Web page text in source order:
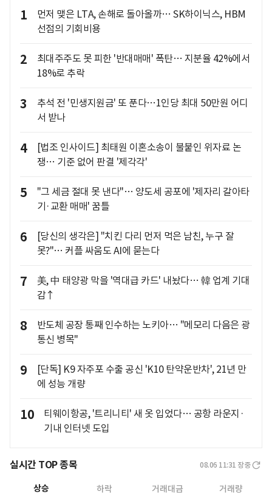
1
먼저 맺은 LTA, 손해로 돌아올까… SK하이닉스, HBM
선점의 기회비용
2
최대주주도 못 피한 '반대매매' 폭탄… 지분율 42%에서
18%로 추락
3
추석 전 '민생지원금' 또 푼다…1인당 최대 50만원 어디
서 받나
4
[법조 인사이드] 최태원 이혼소송이 불붙인 위자료 논
쟁… 기준 없어 판결 '제각각'
5
"그 세금 절대 못 낸다"… 양도세 공포에 '제자리 갈아타
기·교환 매매' 꿈틀
6
[당신의 생각은] "치킨 다리 먼저 먹은 남친, 누구 잘
못?"… 커플 싸움도 AI에 묻는다
7
美, 中 태양광 막을 '역대급 카드' 내놨다… 韓 업계 기대
감↑
8
반도체 공장 통째 인수하는 노키아… "메모리 다음은 광
통신 병목"
9
[단독] K9 자주포 수출 공신 'K10 탄약운반차', 21년 만
에 성능 개량
10
티웨이항공, '트리니티' 새 옷 입었다… 공항 라운지·
기내 인터넷 도입
실시간 TOP 종목 08.06 11:31 장중
상승 하락 거래대금 거래량